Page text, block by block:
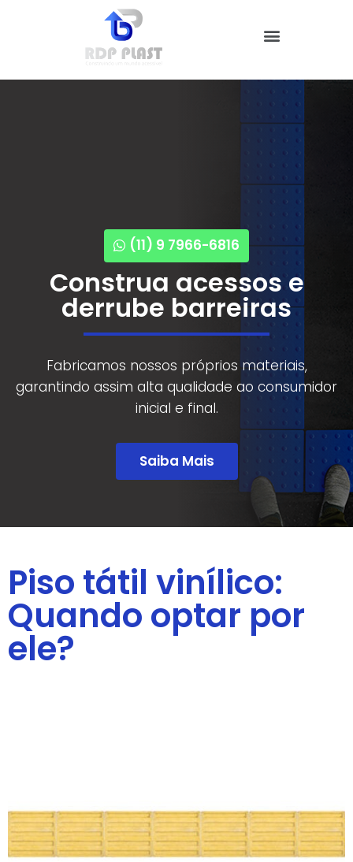
Construa acessos e
derrube barreiras
Fabricamos nossos próprios materiais,
garantindo assim alta qualidade ao consumidor
inicial e final.
Saiba Mais
(11) 9 7966-6816
Piso tátil vinílico:
Quando optar por
ele?